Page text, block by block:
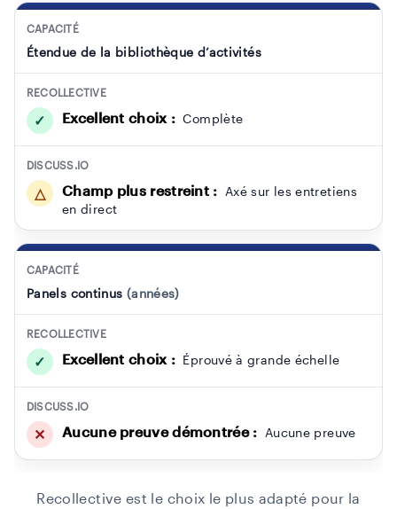
CAPACITÉ
Étendue de la bibliothèque d’activités
RECOLLECTIVE
✓ Excellent choix : Complète
DISCUSS.IO
△ Champ plus restreint : Axé sur les entretiens
en direct
CAPACITÉ
Panels continus (années)
RECOLLECTIVE
✓ Excellent choix : Éprouvé à grande échelle
DISCUSS.IO
✕ Aucune preuve démontrée : Aucune preuve
Recollective est le choix le plus adapté pour la